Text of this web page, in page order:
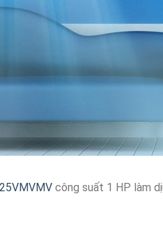
công suất 1 HP làm